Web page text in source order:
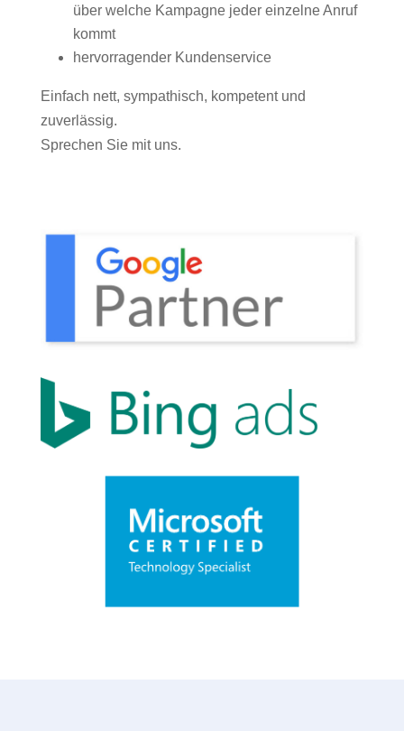
über welche Kampagne jeder einzelne Anruf
kommt
hervorragender Kundenservice
Einfach nett, sympathisch, kompetent und
zuverlässig.
Sprechen Sie mit uns.